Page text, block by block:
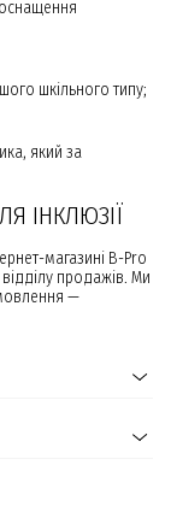
шкільного типу;
який за
ІНКЛЮЗІЇ
магазині B-Pro
продажів. Ми
—